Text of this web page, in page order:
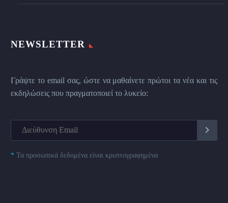
NEWSLETTER
Γράψτε το email σας, ώστε να μαθαίνετε πρώτοι τα νέα και τις
εκδηλώσεις που πραγματοποιεί το λυκείο:
* Τα προσωπικά δεδομένα είναι κρυπτογραφημένα